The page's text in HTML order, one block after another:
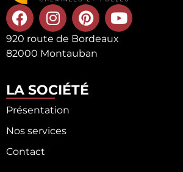
920 route de Bordeaux
82000 Montauban
LA SOCIÉTÉ
Présentation
Nos services
Contact